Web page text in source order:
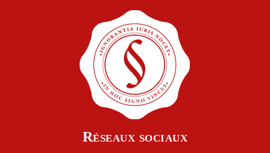
Réseaux sociaux